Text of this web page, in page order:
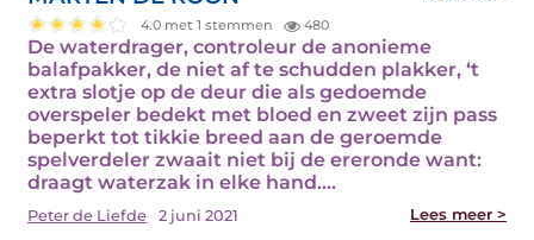
4.0 met 1 stemmen 480
De waterdrager, controleur de anonieme
balafpakker, de niet af te schudden plakker, ‘t
extra slotje op de deur die als gedoemde
overspeler bedekt met bloed en zweet zijn pass
beperkt tot tikkie breed aan de geroemde
spelverdeler zwaait niet bij de ereronde want:
draagt waterzak in elke hand.…
Peter de Liefde 2 juni 2021 Lees meer >